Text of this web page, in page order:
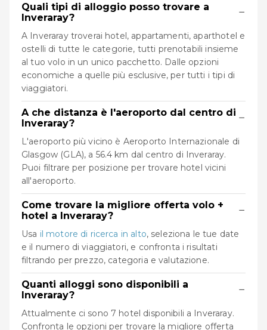
Quali tipi di alloggio posso trovare a
Inveraray?
−
A Inveraray troverai hotel, appartamenti, aparthotel e
ostelli di tutte le categorie, tutti prenotabili insieme
al tuo volo in un unico pacchetto. Dalle opzioni
economiche a quelle più esclusive, per tutti i tipi di
viaggiatori.
A che distanza è l'aeroporto dal centro di
Inveraray?
−
L'aeroporto più vicino è Aeroporto Internazionale di
Glasgow (GLA), a 56.4 km dal centro di Inveraray.
Puoi filtrare per posizione per trovare hotel vicini
all'aeroporto.
Come trovare la migliore offerta volo +
hotel a Inveraray?
−
Usa il motore di ricerca in alto, seleziona le tue date
e il numero di viaggiatori, e confronta i risultati
filtrando per prezzo, categoria e valutazione.
Quanti alloggi sono disponibili a
Inveraray?
−
Attualmente ci sono 7 hotel disponibili a Inveraray.
Confronta le opzioni per trovare la migliore offerta